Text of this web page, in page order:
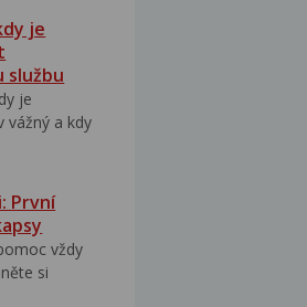
je
službu
je
vážný a kdy
První
vždy
si